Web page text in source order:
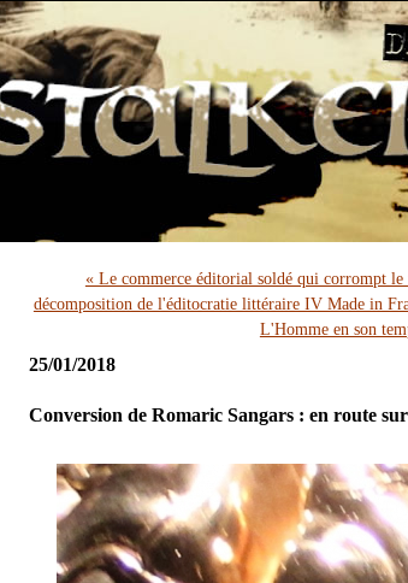
« Le commerce éditorial soldé qui corrompt
décomposition de l'éditocratie littéraire IV Made in
L'Homme en son
25/01/2018
Conversion de Romaric Sangars : en route